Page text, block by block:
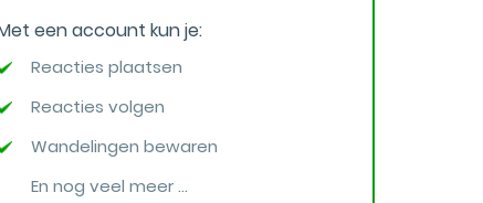
een account kun je:
Reacties plaatsen
Reacties volgen
Wandelingen bewaren
En nog veel meer ...